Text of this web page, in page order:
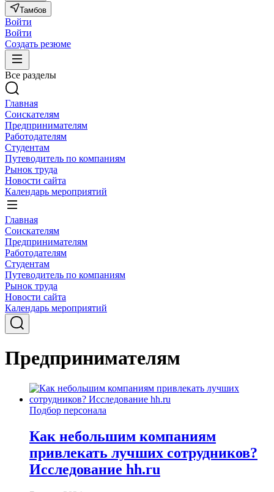
Тамбов
Войти
Войти
Создать резюме
Все разделы
Главная
Соискателям
Предпринимателям
Работодателям
Студентам
Путеводитель по компаниям
Рынок труда
Новости сайта
Календарь мероприятий
Главная
Соискателям
Предпринимателям
Работодателям
Студентам
Путеводитель по компаниям
Рынок труда
Новости сайта
Календарь мероприятий
Предпринимателям
Подбор персонала
Как небольшим компаниям
привлекать лучших сотрудников?
Исследование hh.ru